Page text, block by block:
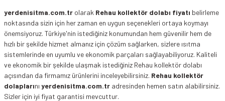
yerdenisitma.com.tr olarak Rehau kollektör dolabı fiyatı belirleme
noktasında sizin için her zaman en uygun seçenekleri ortaya koymayı
önemsiyoruz. Türkiye'nin istediğiniz konumundan hem güvenilir hem de
hızlı bir şekilde hizmet almanız için çözüm sağlarken, sizlere ısıtma
sistemlerinde en uyumlu ve ekonomik parçaları sağlayabiliyoruz. Kaliteli
ve ekonomik bir şekilde ulaşmak istediğiniz Rehau kollektör dolabı
açısından da firmamız ürünlerini inceleyebilirsiniz. Rehau kollektör
dolaplarını yerdenisitma.com.tr adresinden hemen satın alabilirsiniz.
Sizler için iyi fiyat garantisi mevcuttur.